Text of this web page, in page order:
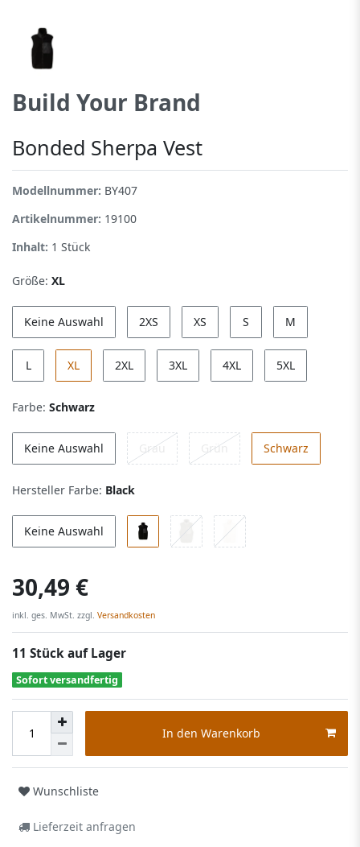
Build Your Brand
Bonded Sherpa Vest
Modellnummer: BY407
Artikelnummer: 19100
Inhalt: 1 Stück
Größe: XL
Keine Auswahl 2XS XS S M
L XL 2XL 3XL 4XL 5XL
Farbe: Schwarz
Keine Auswahl Grau Grün Schwarz
Hersteller Farbe: Black
Keine Auswahl
30,49 €
inkl. ges. MwSt. zzgl. Versandkosten
11 Stück auf Lager
Sofort versandfertig
In den Warenkorb
Wunschliste
Lieferzeit anfragen